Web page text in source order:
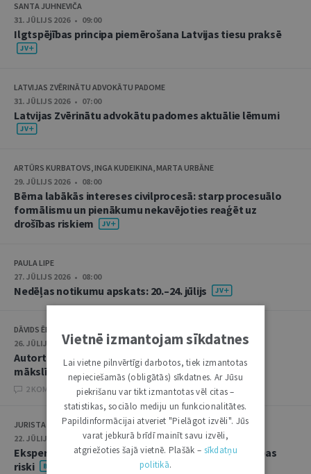
SANTA JUHNEVIČA
31. JŪLIJS 2026 • 09:00
Ilgtspējības principa piemērošana Latvijas tiesu praksē
LATVIJAS ZVĒRINĀTU ADVOKĀTU PADOME
31. JŪLIJS 2026 • 07:00
Latvijas Zvērinātu advokātu padomes aktuālie lēmumi
ARTŪRS KURBATOVS, INGA KUDEIKINA, MARTA URBĀNE
29. JŪLIJS 2026 • 08:00
Bērna labākās intereses civilprocesā: starp procesuālo
formālismu un pienākumu nekavējoties reaģēt uz
drošības riskiem
PAULA LIPE
27. JŪLIJS 2026 • 08:00
Nedēļas notikumu apskats: 20.–24. jūlijs
DĀVIDS ĒBERLIŅŠ
26. JŪLIJS 2026 • 08:00
Autortiesību subjekta un objekta juridiskie aspekti
mākslīgā intelekta kontekstā
2 KOMENTĀRI
JURISTA VĀRDS
22. JŪLIJS 2026 • 14:00
Ekspertu saruna jūlijā: krimināltiesības un būvniecības
riski
Vietnē izmantojam sīkdatnes
Lai vietne pilnvērtīgi darbotos, tiek izmantotas
nepieciešamās (obligātās) sīkdatnes. Ar Jūsu
piekrišanu var tikt izmantotas vēl citas –
statistikas, sociālo mediju un funkcionalitātes.
Papildinformācijai atveriet "Pielāgot izvēli". Jūs
varat jebkurā brīdī mainīt savu izvēli,
atgriežoties šajā vietnē. Plašāk – sīkdatņu
politikā.